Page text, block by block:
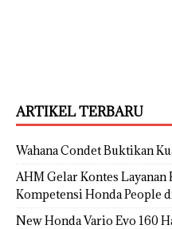
ARTIKEL TERBARU
Wahana Condet Buktikan
AHM Gelar Kontes
Kompetensi Honda People
New Honda Vario Evo 160